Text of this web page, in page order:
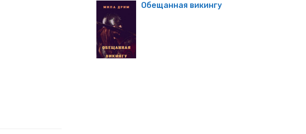
Обещанная викингу